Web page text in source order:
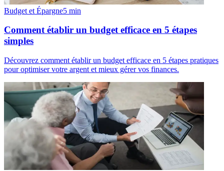
Budget et Épargne5 min
Comment établir un budget efficace en 5 étapes
simples
Découvrez comment établir un budget efficace en 5 étapes pratiques
pour optimiser votre argent et mieux gérer vos finances.